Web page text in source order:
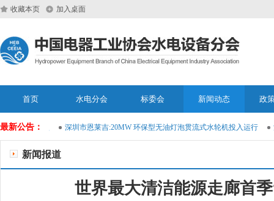
收藏本页 加入桌面
首页 水电分会 标委会 新闻动态 政
最新公告：
运维大模型 深圳市恩莱吉:20MW 环保型无油灯泡贯流式水轮机投入运行
新闻报道
世界最大清洁能源走廊首